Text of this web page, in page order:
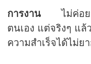
การงาน ไม่ค่อยมั่
ตนเอง แต่จริงๆ แ
ความสำเร็จได้ไม่ย